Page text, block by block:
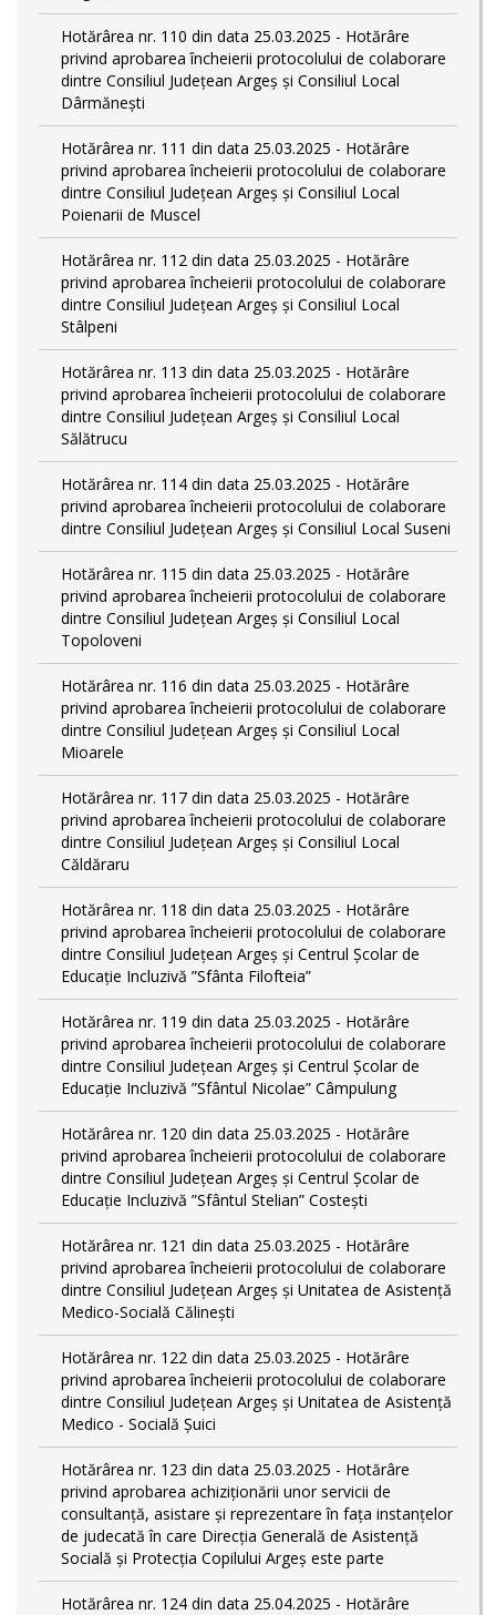
Hotărârea nr. 110 din data 25.03.2025 - Hotărâre
privind aprobarea încheierii protocolului de colaborare
dintre Consiliul Județean Argeș și Consiliul Local
Dârmănești
Hotărârea nr. 111 din data 25.03.2025 - Hotărâre
privind aprobarea încheierii protocolului de colaborare
dintre Consiliul Județean Argeș și Consiliul Local
Poienarii de Muscel
Hotărârea nr. 112 din data 25.03.2025 - Hotărâre
privind aprobarea încheierii protocolului de colaborare
dintre Consiliul Județean Argeș și Consiliul Local
Stâlpeni
Hotărârea nr. 113 din data 25.03.2025 - Hotărâre
privind aprobarea încheierii protocolului de colaborare
dintre Consiliul Județean Argeș și Consiliul Local
Sălătrucu
Hotărârea nr. 114 din data 25.03.2025 - Hotărâre
privind aprobarea încheierii protocolului de colaborare
dintre Consiliul Județean Argeș și Consiliul Local Suseni
Hotărârea nr. 115 din data 25.03.2025 - Hotărâre
privind aprobarea încheierii protocolului de colaborare
dintre Consiliul Județean Argeș și Consiliul Local
Topoloveni
Hotărârea nr. 116 din data 25.03.2025 - Hotărâre
privind aprobarea încheierii protocolului de colaborare
dintre Consiliul Județean Argeș și Consiliul Local
Mioarele
Hotărârea nr. 117 din data 25.03.2025 - Hotărâre
privind aprobarea încheierii protocolului de colaborare
dintre Consiliul Județean Argeș și Consiliul Local
Căldăraru
Hotărârea nr. 118 din data 25.03.2025 - Hotărâre
privind aprobarea încheierii protocolului de colaborare
dintre Consiliul Județean Argeș și Centrul Școlar de
Educație Incluzivă ”Sfânta Filofteia”
Hotărârea nr. 119 din data 25.03.2025 - Hotărâre
privind aprobarea încheierii protocolului de colaborare
dintre Consiliul Județean Argeș și Centrul Școlar de
Educație Incluzivă ”Sfântul Nicolae” Câmpulung
Hotărârea nr. 120 din data 25.03.2025 - Hotărâre
privind aprobarea încheierii protocolului de colaborare
dintre Consiliul Județean Argeș și Centrul Școlar de
Educație Incluzivă ”Sfântul Stelian” Costești
Hotărârea nr. 121 din data 25.03.2025 - Hotărâre
privind aprobarea încheierii protocolului de colaborare
dintre Consiliul Județean Argeș și Unitatea de Asistență
Medico-Socială Călinești
Hotărârea nr. 122 din data 25.03.2025 - Hotărâre
privind aprobarea încheierii protocolului de colaborare
dintre Consiliul Județean Argeș și Unitatea de Asistență
Medico - Socială Șuici
Hotărârea nr. 123 din data 25.03.2025 - Hotărâre
privind aprobarea achiziționării unor servicii de
consultanță, asistare și reprezentare în fața instanțelor
de judecată în care Direcția Generală de Asistență
Socială și Protecția Copilului Argeș este parte
Hotărârea nr. 124 din data 25.04.2025 - Hotărâre